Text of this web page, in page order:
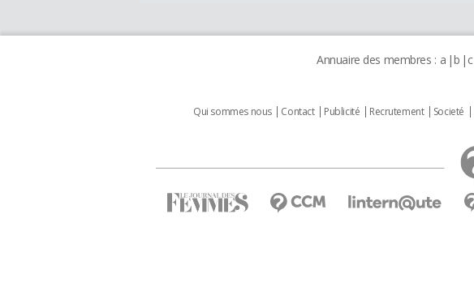
Annuaire des membres : a b c
Qui sommes nous Contact Publicité Recrutement Societé